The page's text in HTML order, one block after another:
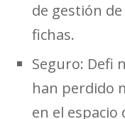
de gestión
fichas.
Seguro: Defi
han perdido
en el espacio